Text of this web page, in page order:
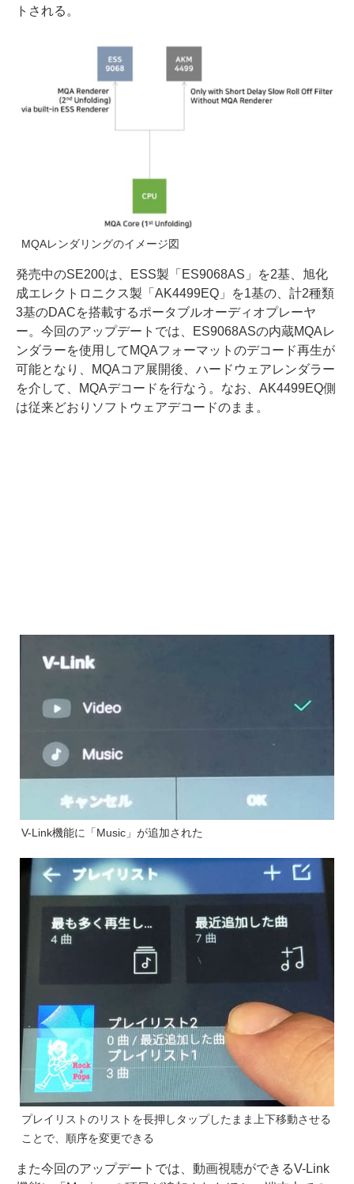
トされる。
MQAレンダリングのイメージ図
発売中のSE200は、ESS製「ES9068AS」を2基、旭化
成エレクトロニクス製「AK4499EQ」を1基の、計2種類
3基のDACを搭載するポータブルオーディオプレーヤ
ー。今回のアップデートでは、ES9068ASの内蔵MQAレ
ンダラーを使用してMQAフォーマットのデコード再生が
可能となり、MQAコア展開後、ハードウェアレンダラー
を介して、MQAデコードを行なう。なお、AK4499EQ側
は従来どおりソフトウェアデコードのまま。
V-Link機能に「Music」が追加された
プレイリストのリストを長押しタップしたまま上下移動させる
ことで、順序を変更できる
また今回のアップデートでは、動画視聴ができるV-Link